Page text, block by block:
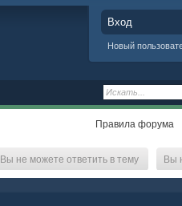
Вход
Новый
Правила форума
Вы
Вы не можете ответить в тему